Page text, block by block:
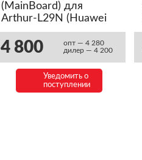
(MainBoard) для
Arthur-L29N (Huawei
P40 lite E) (03033SKM)
4 800
опт — 4 280
дилер — 4 200
Уведомить о
поступлении